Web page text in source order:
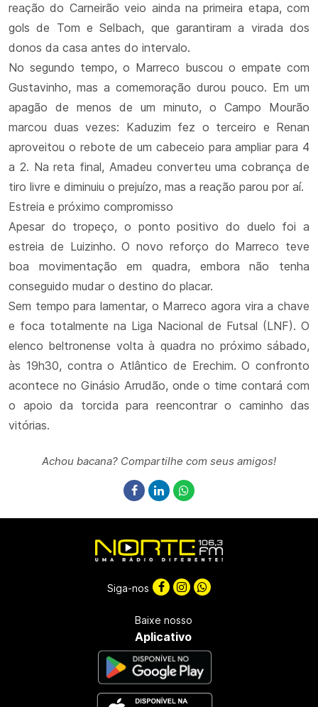
reação do Carneirão veio ainda na primeira etapa, com
gols de Tom e Selbach, que garantiram a virada dos
donos da casa antes do intervalo.
No segundo tempo, o Marreco buscou o empate com
Gustavinho, mas a comemoração durou pouco. Em um
apagão de menos de um minuto, o Campo Mourão
marcou duas vezes: Kaduzim fez o terceiro e Renan
aproveitou o rebote de um cabeceio para ampliar para 4
a 2. Na reta final, Amadeu converteu uma cobrança de
tiro livre e diminuiu o prejuízo, mas a reação parou por aí.
Estreia e próximo compromisso
Apesar do tropeço, o ponto positivo do duelo foi a
estreia de Luizinho. O novo reforço do Marreco teve
boa movimentação em quadra, embora não tenha
conseguido mudar o destino do placar.
Sem tempo para lamentar, o Marreco agora vira a chave
e foca totalmente na Liga Nacional de Futsal (LNF). O
elenco beltronense volta à quadra no próximo sábado,
às 19h30, contra o Atlântico de Erechim. O confronto
acontece no Ginásio Arrudão, onde o time contará com
o apoio da torcida para reencontrar o caminho das
vitórias.
Achou bacana? Compartilhe com seus amigos!
Siga-nos
Baixe nosso
Aplicativo